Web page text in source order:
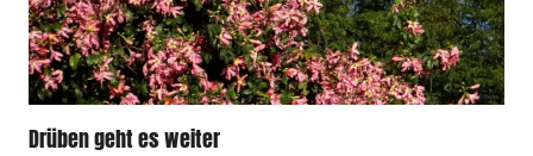
Drüben geht es weiter